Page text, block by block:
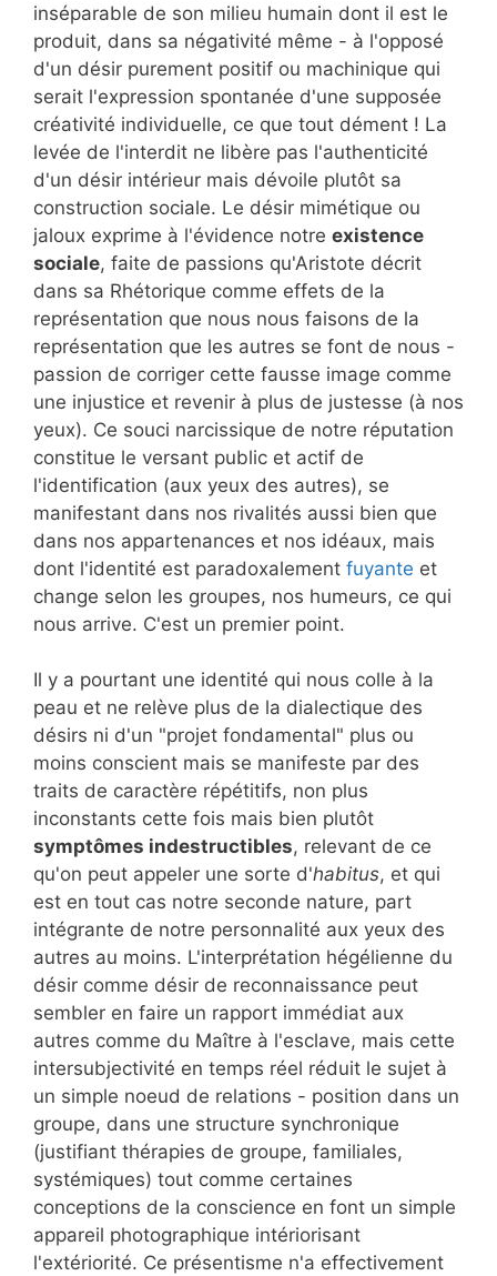
inséparable de son milieu humain dont il est le
produit, dans sa négativité même - à l'opposé
d'un désir purement positif ou machinique qui
serait l'expression spontanée d'une supposée
créativité individuelle, ce que tout dément ! La
levée de l'interdit ne libère pas l'authenticité
d'un désir intérieur mais dévoile plutôt sa
construction sociale. Le désir mimétique ou
jaloux exprime à l'évidence notre existence
sociale, faite de passions qu'Aristote décrit
dans sa Rhétorique comme effets de la
représentation que nous nous faisons de la
représentation que les autres se font de nous -
passion de corriger cette fausse image comme
une injustice et revenir à plus de justesse (à nos
yeux). Ce souci narcissique de notre réputation
constitue le versant public et actif de
l'identification (aux yeux des autres), se
manifestant dans nos rivalités aussi bien que
dans nos appartenances et nos idéaux, mais
dont l'identité est paradoxalement fuyante et
change selon les groupes, nos humeurs, ce qui
nous arrive. C'est un premier point.
Il y a pourtant une identité qui nous colle à la
peau et ne relève plus de la dialectique des
désirs ni d'un "projet fondamental" plus ou
moins conscient mais se manifeste par des
traits de caractère répétitifs, non plus
inconstants cette fois mais bien plutôt
symptômes indestructibles, relevant de ce
qu'on peut appeler une sorte d'habitus, et qui
est en tout cas notre seconde nature, part
intégrante de notre personnalité aux yeux des
autres au moins. L'interprétation hégélienne du
désir comme désir de reconnaissance peut
sembler en faire un rapport immédiat aux
autres comme du Maître à l'esclave, mais cette
intersubjectivité en temps réel réduit le sujet à
un simple noeud de relations - position dans un
groupe, dans une structure synchronique
(justifiant thérapies de groupe, familiales,
systémiques) tout comme certaines
conceptions de la conscience en font un simple
appareil photographique intériorisant
l'extériorité. Ce présentisme n'a effectivement